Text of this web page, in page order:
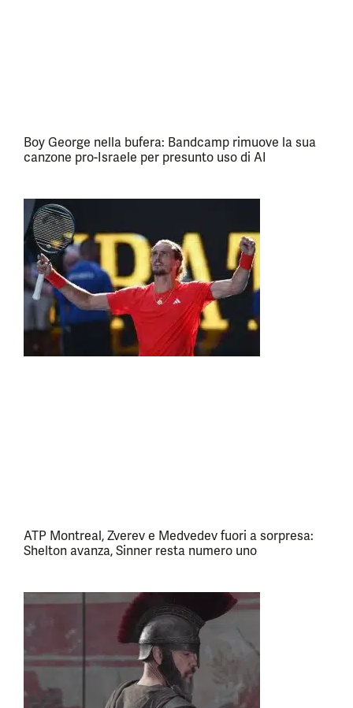
Boy George nella bufera: Bandcamp rimuove la sua
canzone pro-Israele per presunto uso di AI
ATP Montreal, Zverev e Medvedev fuori a sorpresa:
Shelton avanza, Sinner resta numero uno